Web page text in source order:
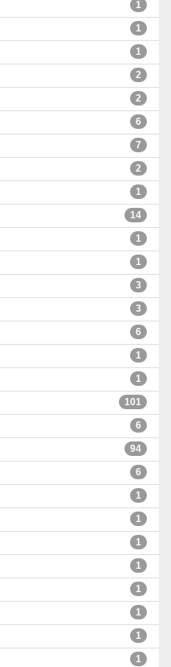
1
1
1
2
2
6
7
2
1
14
1
1
3
3
6
1
1
101
6
94
6
1
1
1
1
1
1
1
1